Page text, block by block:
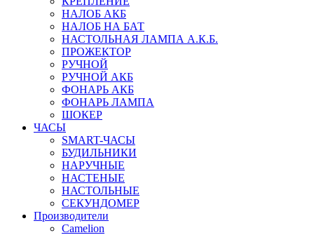
НАЛОБ АКБ
НАЛОБ НА БАТ
НАСТОЛЬНАЯ ЛАМПА А.К.Б.
ПРОЖЕКТОР
РУЧНОЙ
РУЧНОЙ АКБ
ФОНАРЬ АКБ
ФОНАРЬ ЛАМПА
ШОКЕР
ЧАСЫ
SMART-ЧАСЫ
БУДИЛЬНИКИ
НАРУЧНЫЕ
НАСТЕНЫЕ
НАСТОЛЬНЫЕ
СЕКУНДОМЕР
Производители
Camelion